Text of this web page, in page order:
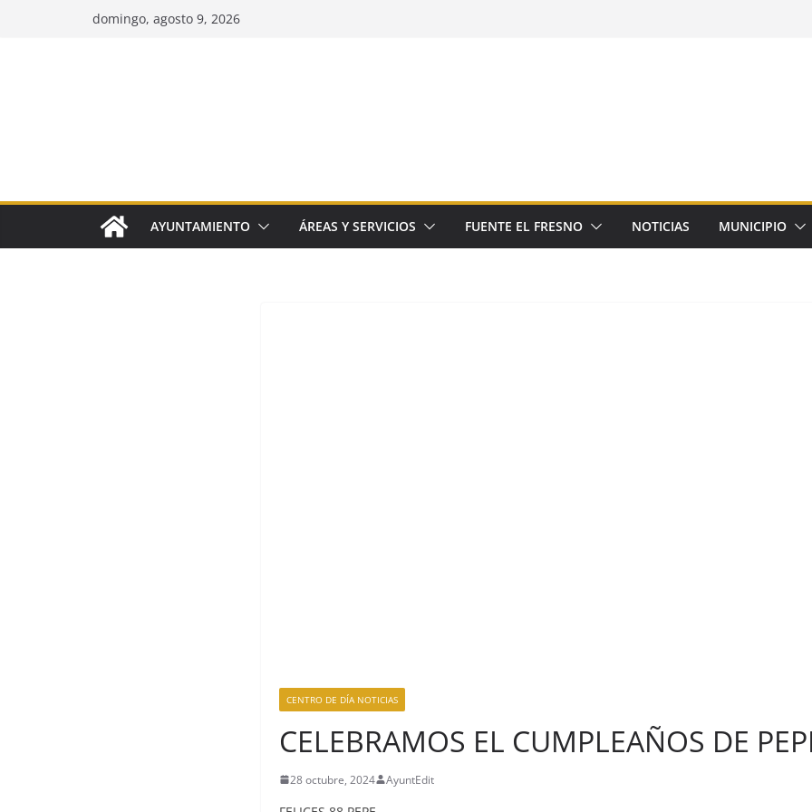
domingo, agosto 9, 2026
AYUNTAMIENTO ÁREAS Y SERVICIOS FUENTE EL FRESNO NOTICIAS MUNICIPIO
CENTRO DE DÍA NOTICIAS
CELEBRAMOS EL CUMPLEAÑOS DE
28 octubre, 2024 AyuntEdit